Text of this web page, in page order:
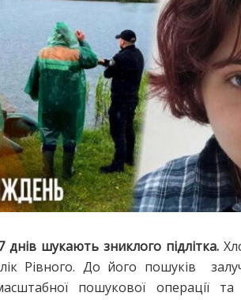
шукають зниклого підлітка.
Рівного. До його пошуків
пошукової операції